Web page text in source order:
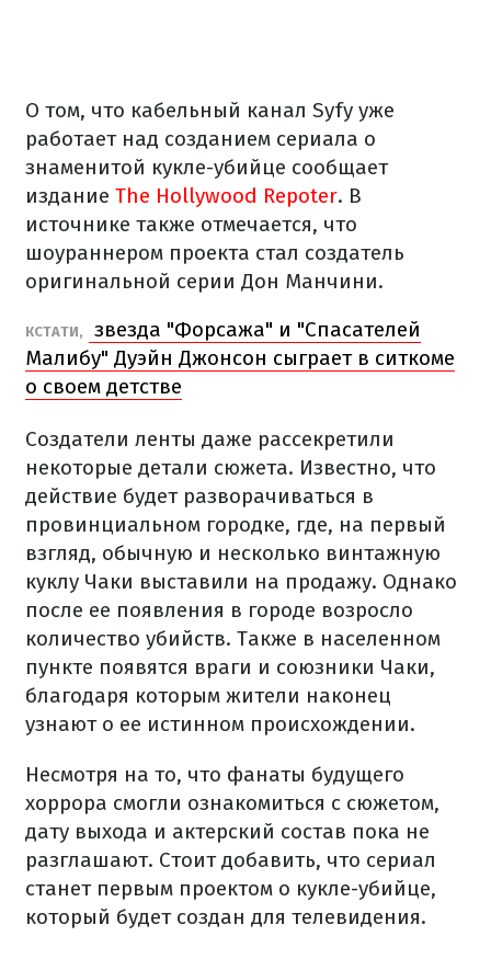
О том, что кабельный канал Syfy уже
работает над созданием сериала о
знаменитой кукле-убийце сообщает
издание The Hollywood Repoter. В
источнике также отмечается, что
шоураннером проекта стал создатель
оригинальной серии Дон Манчини.
КСТАТИ,
звезда "Форсажа" и "Спасателей
Малибу" Дуэйн Джонсон сыграет в ситкоме
о своем детстве
Создатели ленты даже рассекретили
некоторые детали сюжета. Известно, что
действие будет разворачиваться в
провинциальном городке, где, на первый
взгляд, обычную и несколько винтажную
куклу Чаки выставили на продажу. Однако
после ее появления в городе возросло
количество убийств. Также в населенном
пункте появятся враги и союзники Чаки,
благодаря которым жители наконец
узнают о ее истинном происхождении.
Несмотря на то, что фанаты будущего
хоррора смогли ознакомиться с сюжетом,
дату выхода и актерский состав пока не
разглашают. Стоит добавить, что сериал
станет первым проектом о кукле-убийце,
который будет создан для телевидения.